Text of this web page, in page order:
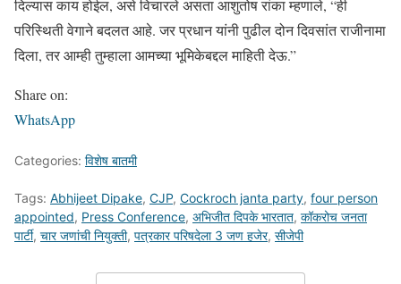
दिल्यास काय होईल, असे विचारले असता आशुतोष रांका म्हणाले, “ही
परिस्थिती वेगाने बदलत आहे. जर प्रधान यांनी पुढील दोन दिवसांत राजीनामा
दिला, तर आम्ही तुम्हाला आमच्या भूमिकेबद्दल माहिती देऊ.”
Share on:
WhatsApp
Categories: विशेष बातमी
Tags: Abhijeet Dipake, CJP, Cockroch janta party, four person
appointed, Press Conference, अभिजीत दिपके भारतात, कॉकरोच जनता
पार्टी, चार जणांची नियुक्ती, पत्रकार परिषदेला 3 जण हजेर, सीजेपी